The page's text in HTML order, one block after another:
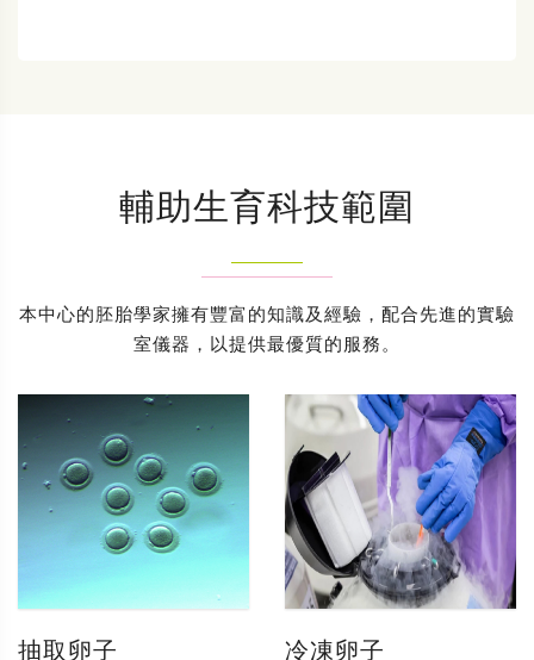
輔助生育科技範圍
本中心的胚胎學家擁有豐富的知識及經驗，配合先進的實驗
室儀器，以提供最優質的服務。
抽取卵子 冷凍卵子